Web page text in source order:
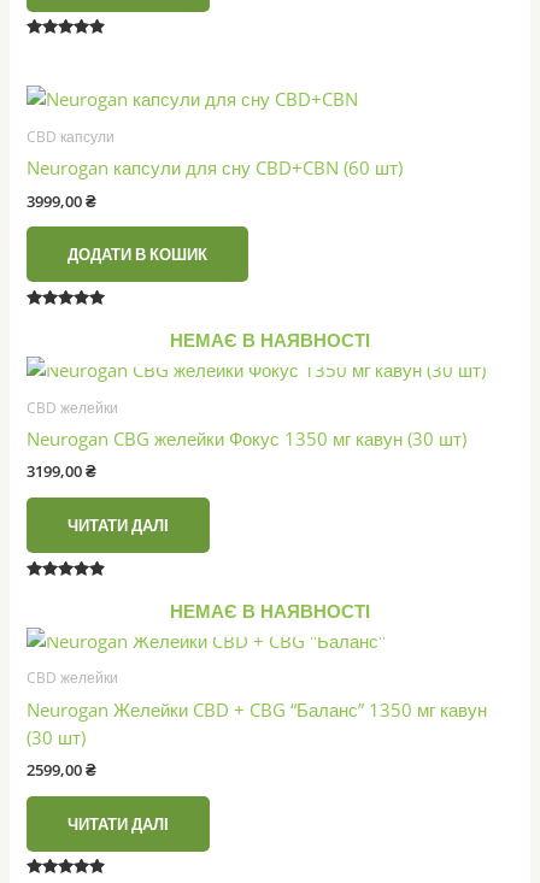
CBD капсули
Neurogan капсули для сну CBD+CBN (60 шт)
3999,00₴
ДОДАТИ В КОШИК
НЕМАЄ В НАЯВНОСТІ
CBD желейки
Neurogan CBG желейки Фокус 1350 мг кавун (30 шт)
3199,00₴
ЧИТАТИ ДАЛІ
НЕМАЄ В НАЯВНОСТІ
CBD желейки
Neurogan Желейки CBD + CBG “Баланс” 1350 мг кавун
(30 шт)
2599,00₴
ЧИТАТИ ДАЛІ